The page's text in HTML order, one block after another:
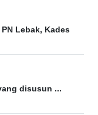
Lebak, Kades
disusun ...